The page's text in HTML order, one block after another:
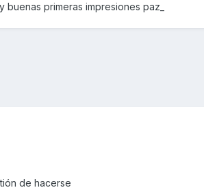
primeras impresiones paz_
de hacerse